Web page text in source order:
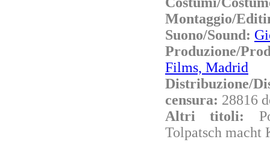
Montaggio/
Suono/Sound:
Produzione/
Films, Madrid
Distribuzione/
censura: 28816
Altri titoli:
Tolpatsch macht